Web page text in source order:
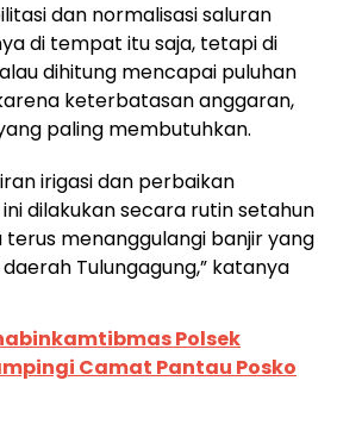
dan normalisasi saluran
di tempat itu saja, tetapi di
dihitung mencapai puluhan
keterbatasan anggaran,
paling membutuhkan.
irigasi dan perbaikan
dilakukan secara rutin setahun
menanggulangi banjir yang
Tulungagung,” katanya
Polsek
Camat Pantau Posko